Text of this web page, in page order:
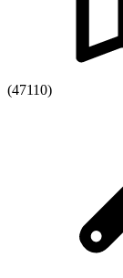
(47110)